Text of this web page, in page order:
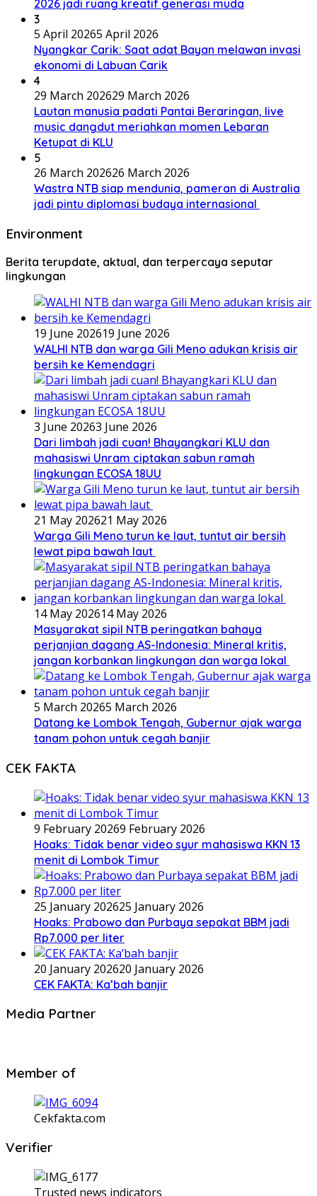
2026 jadi ruang kreatif generasi muda
3
5 April 20265 April 2026
Nyangkar Carik: Saat adat Bayan melawan invasi
ekonomi di Labuan Carik
4
29 March 202629 March 2026
Lautan manusia padati Pantai Beraringan, live
music dangdut meriahkan momen Lebaran
Ketupat di KLU
5
26 March 202626 March 2026
Wastra NTB siap mendunia, pameran di Australia
jadi pintu diplomasi budaya internasional
Environment
Berita terupdate, aktual, dan terpercaya seputar
lingkungan
19 June 202619 June 2026
WALHI NTB dan warga Gili Meno adukan krisis air
bersih ke Kemendagri
3 June 20263 June 2026
Dari limbah jadi cuan! Bhayangkari KLU dan
mahasiswi Unram ciptakan sabun ramah
lingkungan ECOSA 18UU
21 May 202621 May 2026
Warga Gili Meno turun ke laut, tuntut air bersih
lewat pipa bawah laut
14 May 202614 May 2026
Masyarakat sipil NTB peringatkan bahaya
perjanjian dagang AS-Indonesia: Mineral kritis,
jangan korbankan lingkungan dan warga lokal
5 March 20265 March 2026
Datang ke Lombok Tengah, Gubernur ajak warga
tanam pohon untuk cegah banjir
CEK FAKTA
9 February 20269 February 2026
Hoaks: Tidak benar video syur mahasiswa KKN 13
menit di Lombok Timur
25 January 202625 January 2026
Hoaks: Prabowo dan Purbaya sepakat BBM jadi
Rp7.000 per liter
20 January 202620 January 2026
CEK FAKTA: Ka’bah banjir
Media Partner
Member of
Cekfakta.com
Verifier
Trusted news indicators